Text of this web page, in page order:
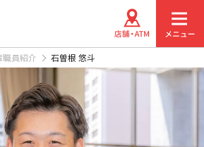
職員紹介 石曽根 悠斗